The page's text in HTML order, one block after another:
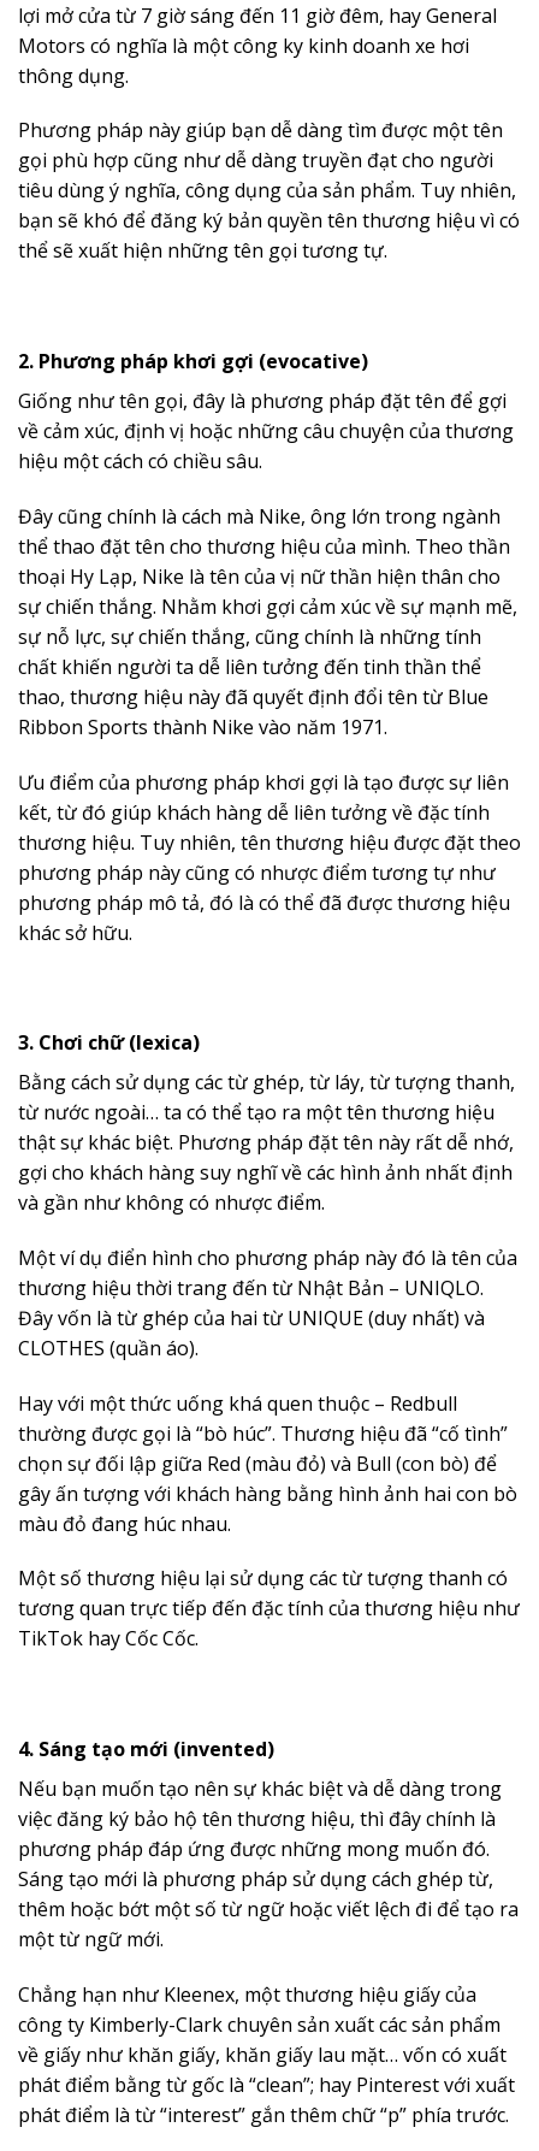
lợi mở cửa từ 7 giờ sáng đến 11 giờ đêm, hay General
Motors có nghĩa là một công ky kinh doanh xe hơi
thông dụng.
Phương pháp này giúp bạn dễ dàng tìm được một tên
gọi phù hợp cũng như dễ dàng truyền đạt cho người
tiêu dùng ý nghĩa, công dụng của sản phẩm. Tuy nhiên,
bạn sẽ khó để đăng ký bản quyền tên thương hiệu vì có
thể sẽ xuất hiện những tên gọi tương tự.
2. Phương pháp khơi gợi (evocative)
Giống như tên gọi, đây là phương pháp đặt tên để gợi
về cảm xúc, định vị hoặc những câu chuyện của thương
hiệu một cách có chiều sâu.
Đây cũng chính là cách mà Nike, ông lớn trong ngành
thể thao đặt tên cho thương hiệu của mình. Theo thần
thoại Hy Lạp, Nike là tên của vị nữ thần hiện thân cho
sự chiến thắng. Nhằm khơi gợi cảm xúc về sự mạnh mẽ,
sự nỗ lực, sự chiến thắng, cũng chính là những tính
chất khiến người ta dễ liên tưởng đến tinh thần thể
thao, thương hiệu này đã quyết định đổi tên từ Blue
Ribbon Sports thành Nike vào năm 1971.
Ưu điểm của phương pháp khơi gợi là tạo được sự liên
kết, từ đó giúp khách hàng dễ liên tưởng về đặc tính
thương hiệu. Tuy nhiên, tên thương hiệu được đặt theo
phương pháp này cũng có nhược điểm tương tự như
phương pháp mô tả, đó là có thể đã được thương hiệu
khác sở hữu.
3. Chơi chữ (lexica)
Bằng cách sử dụng các từ ghép, từ láy, từ tượng thanh,
từ nước ngoài… ta có thể tạo ra một tên thương hiệu
thật sự khác biệt. Phương pháp đặt tên này rất dễ nhớ,
gợi cho khách hàng suy nghĩ về các hình ảnh nhất định
và gần như không có nhược điểm.
Một ví dụ điển hình cho phương pháp này đó là tên của
thương hiệu thời trang đến từ Nhật Bản – UNIQLO.
Đây vốn là từ ghép của hai từ UNIQUE (duy nhất) và
CLOTHES (quần áo).
Hay với một thức uống khá quen thuộc – Redbull
thường được gọi là “bò húc”. Thương hiệu đã “cố tình”
chọn sự đối lập giữa Red (màu đỏ) và Bull (con bò) để
gây ấn tượng với khách hàng bằng hình ảnh hai con bò
màu đỏ đang húc nhau.
Một số thương hiệu lại sử dụng các từ tượng thanh có
tương quan trực tiếp đến đặc tính của thương hiệu như
TikTok hay Cốc Cốc.
4. Sáng tạo mới (invented)
Nếu bạn muốn tạo nên sự khác biệt và dễ dàng trong
việc đăng ký bảo hộ tên thương hiệu, thì đây chính là
phương pháp đáp ứng được những mong muốn đó.
Sáng tạo mới là phương pháp sử dụng cách ghép từ,
thêm hoặc bớt một số từ ngữ hoặc viết lệch đi để tạo ra
một từ ngữ mới.
Chẳng hạn như Kleenex, một thương hiệu giấy của
công ty Kimberly-Clark chuyên sản xuất các sản phẩm
về giấy như khăn giấy, khăn giấy lau mặt… vốn có xuất
phát điểm bằng từ gốc là “clean”; hay Pinterest với xuất
phát điểm là từ “interest” gắn thêm chữ “p” phía trước.